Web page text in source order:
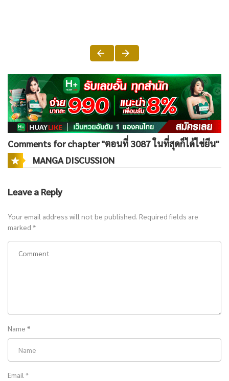
Comments for chapter "ตอนที่ 3087 ในที่สุดก็ได้ไข่ยีน"
MANGA DISCUSSION
Leave a Reply
Your email address will not be published. Required fields are
marked *
Name *
Email *